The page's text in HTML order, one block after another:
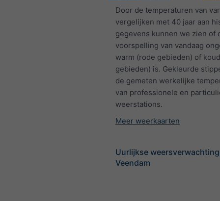
Door de temperaturen van
vergelijken met 40 jaar aan
gegevens kunnen we zien of
voorspelling van vandaag
warm (rode gebieden) of
gebieden) is. Gekleurde
de gemeten werkelijke
van professionele en
weerstations.
Meer weerkaarten
Uurlijkse
Veendam